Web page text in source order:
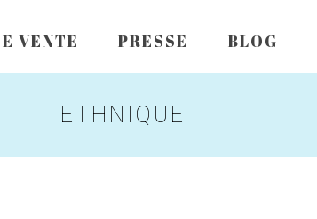
VENTE PRESSE BLOG
ETHNIQUE